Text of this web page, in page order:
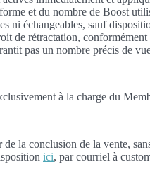
et du nombre de Boost
ni échangeables, sauf
de rétractation,
pas un nombre précis de
à la charge du
la conclusion de la vente,
ici, par courriel à